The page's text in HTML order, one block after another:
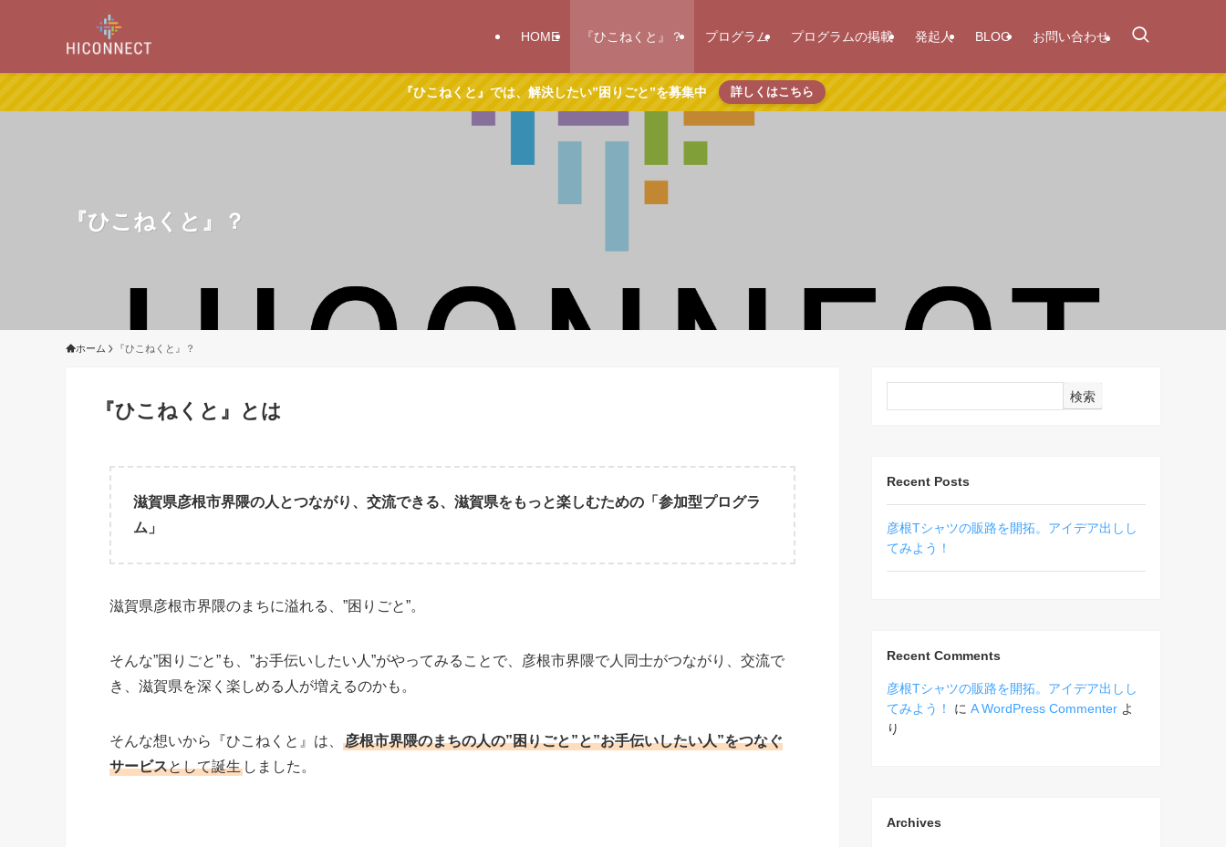
HOME 『ひこねくと』？ プログラム プログラムの掲載 発起人 BLOG お問い合わせ
『ひこねくと』では、解決したい”困りごと”を募集中 詳しくはこちら
『ひこねくと』？
ホーム 『ひこねくと』？
『ひこねくと』とは
滋賀県彦根市界隈の人とつながり、交流できる、滋賀県をもっと楽しむための「参加型プログラ
ム」
滋賀県彦根市界隈のまちに溢れる、”困りごと”。
そんな”困りごと”も、”お手伝いしたい人”がやってみることで、彦根市界隈で人同士がつながり、交流で
き、滋賀県を深く楽しめる人が増えるのかも。
そんな想いから『ひこねくと』は、
彦根市界隈のまちの人の”困りごと”と”お手伝いしたい人”をつなぐ
サービスとして誕生 しました。
検索
Recent Posts
彦根Tシャツの販路を開拓。アイデア出しし
てみよう！
Recent Comments
彦根Tシャツの販路を開拓。アイデア出しし
てみよう！
に A WordPress Commenter よ
り
Archives